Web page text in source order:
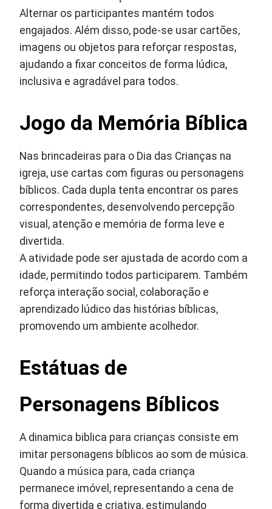
Alternar os participantes mantém todos
engajados. Além disso, pode-se usar cartões,
imagens ou objetos para reforçar respostas,
ajudando a fixar conceitos de forma lúdica,
inclusiva e agradável para todos.
Jogo da Memória Bíblica
Nas brincadeiras para o Dia das Crianças na
igreja, use cartas com figuras ou personagens
bíblicos. Cada dupla tenta encontrar os pares
correspondentes, desenvolvendo percepção
visual, atenção e memória de forma leve e
divertida.
A atividade pode ser ajustada de acordo com a
idade, permitindo todos participarem. Também
reforça interação social, colaboração e
aprendizado lúdico das histórias bíblicas,
promovendo um ambiente acolhedor.
Estátuas de
Personagens Bíblicos
A dinamica biblica para crianças consiste em
imitar personagens bíblicos ao som de música.
Quando a música para, cada criança
permanece imóvel, representando a cena de
forma divertida e criativa, estimulando